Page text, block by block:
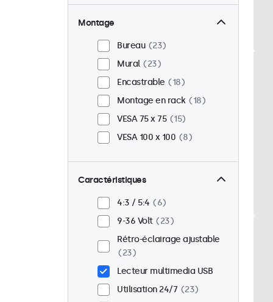
Montage
Bureau
23
Mural
23
Encastrable
18
Montage en rack
18
VESA 75 x 75
15
VESA 100 x 100
8
Caractéristiques
4:3 / 5:4
6
9-36 Volt
23
Rétro-éclairage ajustable
23
Lecteur multimedia USB
Utilisation 24/7
23